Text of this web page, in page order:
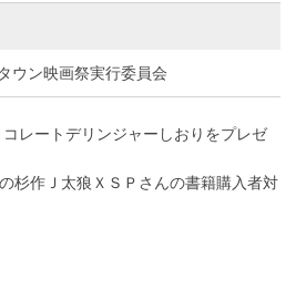
ウン映画祭実行委員会
レートデリンジャーしおりをプレゼ
杉作Ｊ太狼ＸＳＰさんの書籍購入者対